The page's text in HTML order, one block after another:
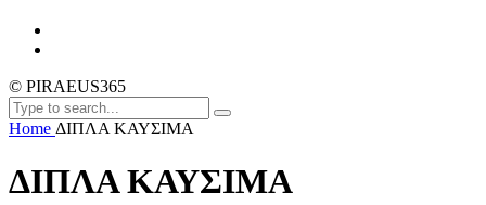
© PIRAEUS365
Home ΔΙΠΛΑ ΚΑΥΣΙΜΑ
ΔΙΠΛΑ ΚΑΥΣΙΜΑ